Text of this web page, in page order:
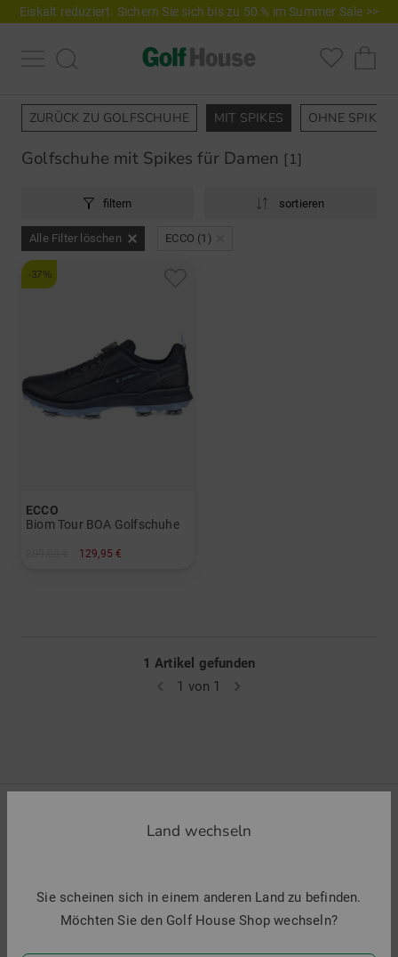
Eiskalt reduziert. Sichern Sie sich bis zu 50 % im Summer Sale >>
ZURÜCK ZU GOLFSCHUHE MIT SPIKES OHNE SPIKES
Golfschuhe mit Spikes für Damen [1]
filtern sortieren
Alle Filter löschen ECCO (1)
-37%
ECCO
Biom Tour BOA Golfschuhe
129,95 €
1 Artikel gefunden
1 von 1
Land wechseln
Sie scheinen sich in einem anderen Land zu befinden.
Möchten Sie den Golf House Shop wechseln?